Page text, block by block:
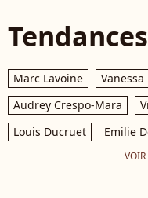
Tendances
Marc Lavoine Vanessa
Audrey Crespo-Mara
Louis Ducruet
Emilie
VOIR